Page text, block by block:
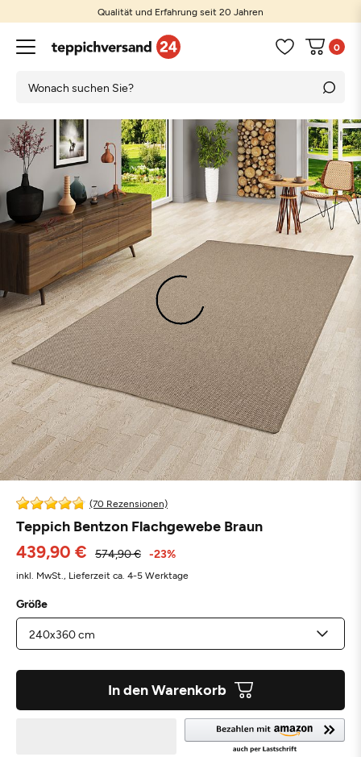
Qualität und Erfahrung seit 20 Jahren
0
(70 Rezensionen)
Teppich Bentzon Flachgewebe Braun
439,90 € 574,90 € -23%
inkl. MwSt., Lieferzeit ca. 4-5 Werktage
Größe
In den Warenkorb